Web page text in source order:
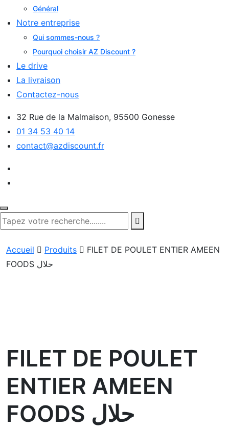
Général
Notre entreprise
Qui sommes-nous ?
Pourquoi choisir AZ Discount ?
Le drive
La livraison
Contactez-nous
32 Rue de la Malmaison, 95500 Gonesse
01 34 53 40 14
contact@azdiscount.fr
Accueil Produits
FILET DE POULET ENTIER AMEEN
FOODS حلال
FILET DE POULET
ENTIER AMEEN
FOODS حلال